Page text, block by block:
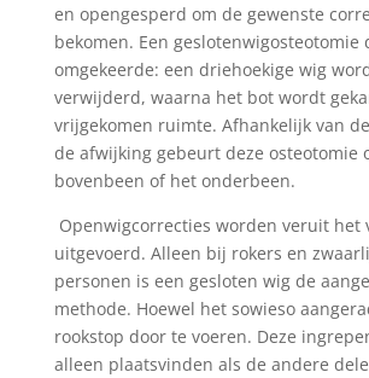
en opengesperd om de gewenste
bekomen. Een geslotenwigosteotomie
omgekeerde: een driehoekige wig
verwijderd, waarna het bot wordt
vrijgekomen ruimte. Afhankelijk van
de afwijking gebeurt deze osteotomie
bovenbeen of het onderbeen.
Openwigcorrecties worden veruit het
uitgevoerd. Alleen bij rokers en
personen is een gesloten wig de
methode. Hoewel het sowieso
rookstop door te voeren. Deze
alleen plaatsvinden als de andere